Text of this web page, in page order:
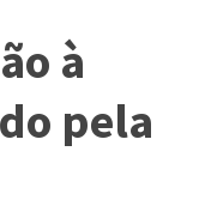
à
pela